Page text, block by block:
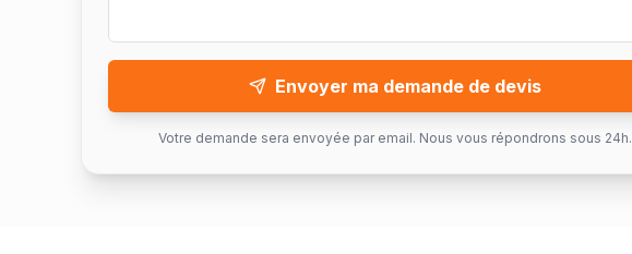
Envoyer ma demande de devis
Votre demande sera envoyée par email. Nous vous répondrons sous 24h.